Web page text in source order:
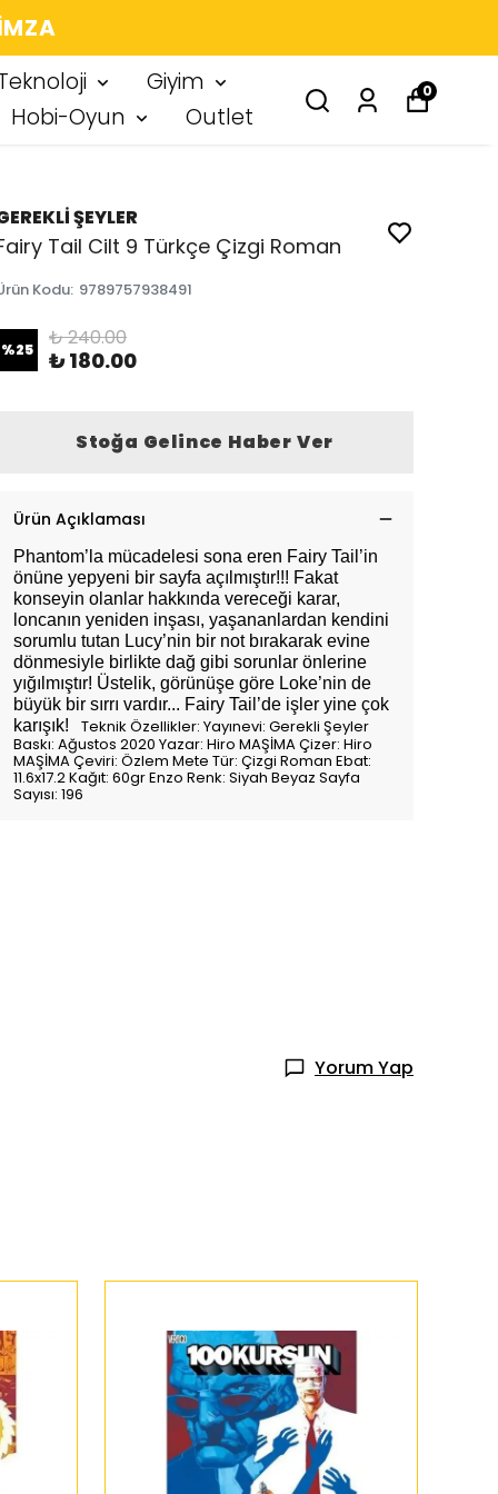
Giyim
Hobi-Oyun Outlet
0
ŞEYLER
Tail Cilt 9 Türkçe Çizgi Roman
Kodu: 9789757938491
%25 ₺ 240.00
₺ 180.00
Stoğa Gelince Haber Ver
Ürün Açıklaması
Phantom’la mücadelesi sona eren Fairy Tail’in
önüne yepyeni bir sayfa açılmıştır!!! Fakat
konseyin olanlar hakkında vereceği karar,
loncanın yeniden inşası, yaşananlardan kendini
sorumlu tutan Lucy’nin bir not bırakarak evine
dönmesiyle birlikte dağ gibi sorunlar önlerine
yığılmıştır! Üstelik, görünüşe göre Loke’nin de
büyük bir sırrı vardır... Fairy Tail’de işler yine çok
karışık!
Teknik Özellikler: Yayınevi: Gerekli Şeyler
Baskı: Ağustos 2020 Yazar: Hiro MAŞİMA Çizer: Hiro
MAŞİMA Çeviri: Özlem Mete Tür: Çizgi Roman Ebat:
11.6x17.2 Kağıt: 60gr Enzo Renk: Siyah Beyaz Sayfa
Sayısı: 196
Yorum Yap